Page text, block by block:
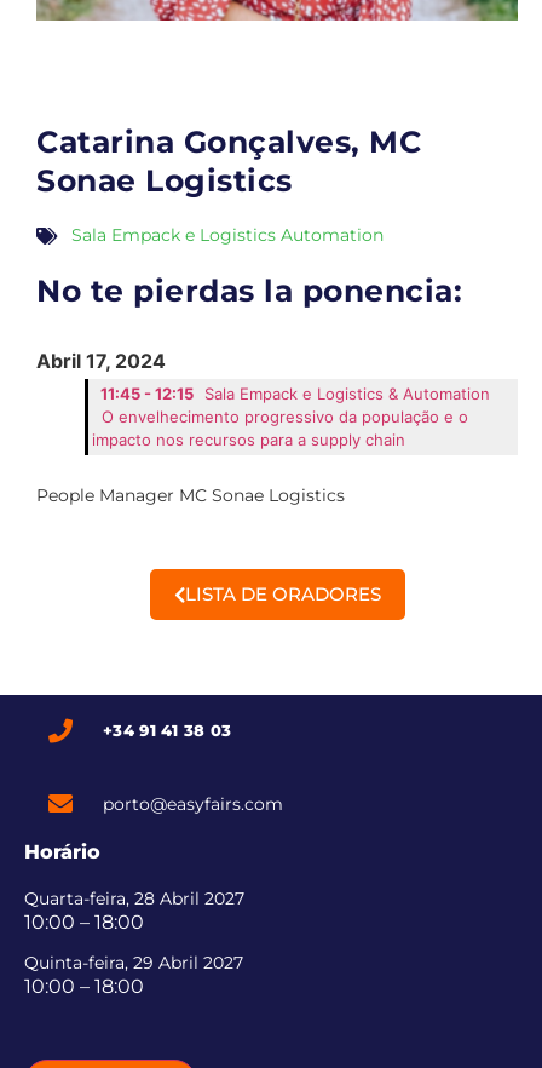
Catarina Gonçalves, MC
Sonae Logistics
Sala Empack e Logistics Automation
No te pierdas la ponencia:
Abril 17, 2024
11:45 - 12:15
Sala Empack e Logistics & Automation
O envelhecimento progressivo da população e o
impacto nos recursos para a supply chain
People Manager MC Sonae Logistics
LISTA DE ORADORES
+34 91 41 38 03
porto@easyfairs.com
Horário
Quarta-feira, 28 Abril 2027
10:00 – 18:00
Quinta-feira, 29 Abril 2027
10:00 – 18:00